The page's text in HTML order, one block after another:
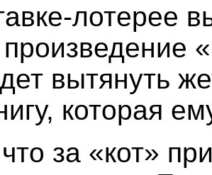
лотерее
вытянуть
которая
за «кот»